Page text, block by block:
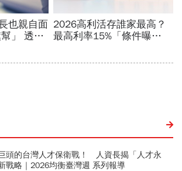
頭的台灣人才保衛戰！ 人資長揭「人才永
戰略｜2026均衡臺灣週 系列報導